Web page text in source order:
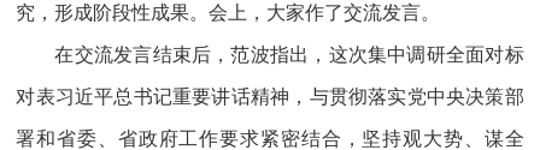
究，形成阶段性成果。会上，大家作了交流发言。
在交流发言结束后，范波指出，这次集中调研全面对标
对表习近平总书记重要讲话精神，与贯彻落实党中央决策部
署和省委、省政府工作要求紧密结合，坚持观大势、谋全